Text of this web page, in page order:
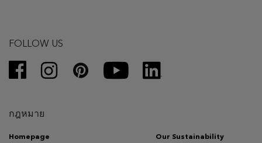
FOLLOW US
กฎหมาย
Homepage Our Sustainability